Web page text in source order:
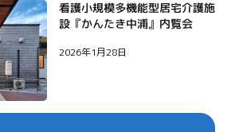
看護小規模多機能型居宅介護施
設『かんたき中浦』内覧会
2026年1月28日